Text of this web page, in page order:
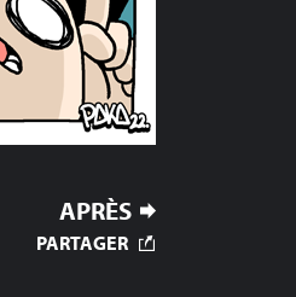
APRÈS
PARTAGER